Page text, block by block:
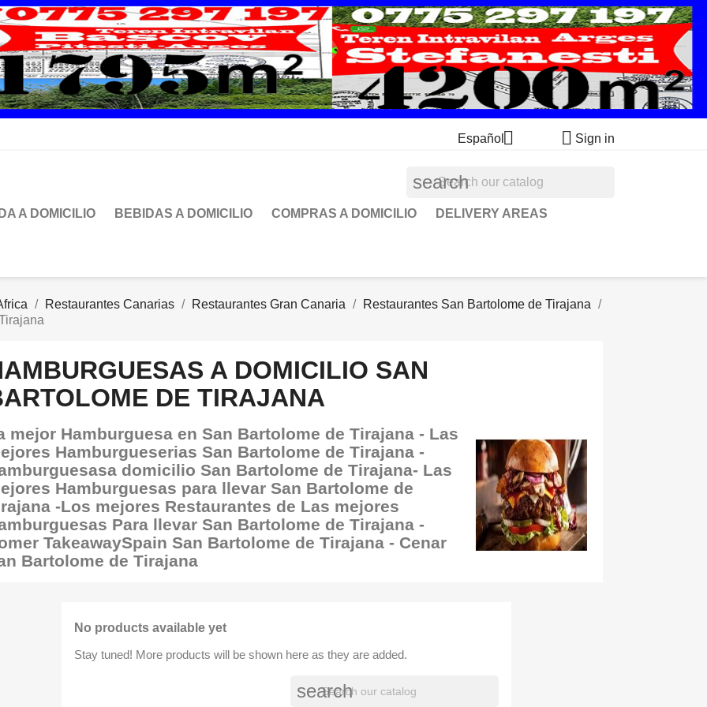
Español  Sign in
search
A DOMICILIO BEBIDAS A DOMICILIO COMPRAS A DOMICILIO DELIVERY AREAS
Restaurantes Canarias Restaurantes Gran Canaria
Restaurantes San Bartolome de Tirajana
A DOMICILIO SAN
DE TIRAJANA
mejor Hamburguesa en San Bartolome de Tirajana - Las
Hamburgueserias San Bartolome de Tirajana -
domicilio San Bartolome de Tirajana- Las
Hamburguesas para llevar San Bartolome de
-Los mejores Restaurantes de Las mejores
Para llevar San Bartolome de Tirajana -
TakeawaySpain San Bartolome de Tirajana - Cenar
Bartolome de Tirajana
No products available yet
Stay tuned! More products will be shown here as they are added.
search